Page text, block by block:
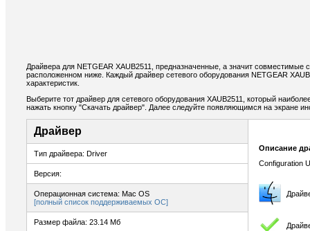
Драйвера для NETGEAR XAUB2511, предназначенные, а значит совместимые
расположенном ниже. Каждый драйвер сетевого оборудования NETGEAR
характеристик.
Выберите тот драйвер для сетевого оборудования XAUB2511, который
нажать кнопку "Скачать драйвер". Далее следуйте появляющимся на экране
Драйвер
Тип драйвера: Driver
Версия:
Операционная система: Mac OS
[полный список поддерживаемых ОС]
Размер файла: 23.14 Мб
Описание
Configuration